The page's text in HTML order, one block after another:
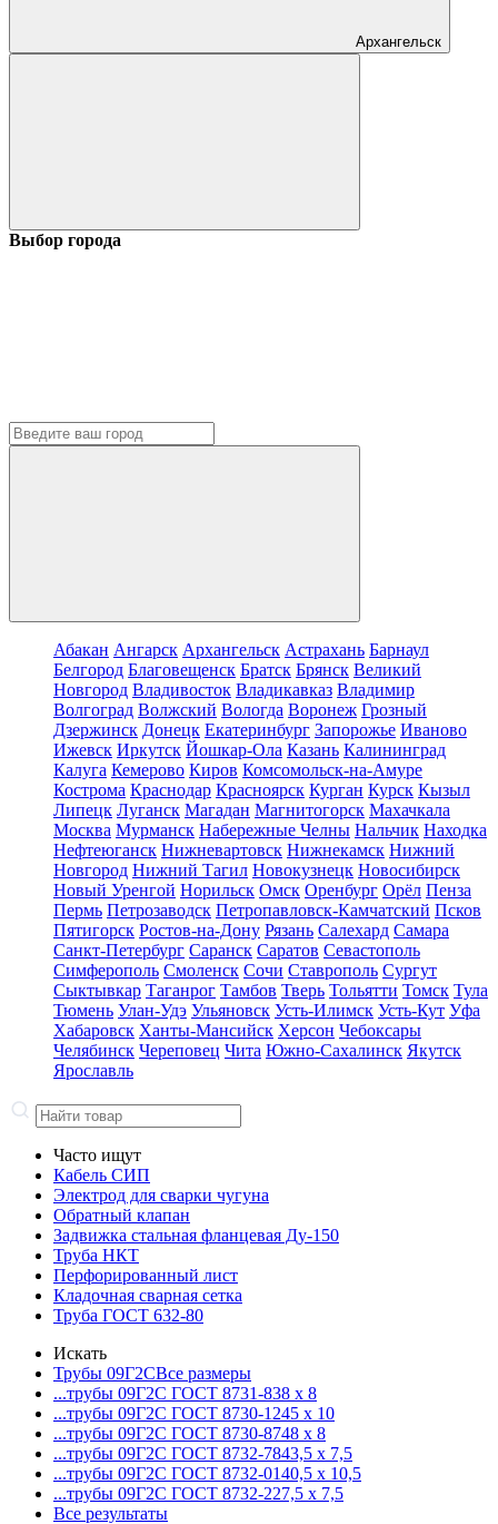
Архангельск
Выбор города
Абакан Ангарск Архангельск Астрахань Барнаул
Белгород Благовещенск Братск Брянск Великий
Новгород Владивосток Владикавказ Владимир
Волгоград Волжский Вологда Воронеж Грозный
Дзержинск Донецк Екатеринбург Запорожье Иваново
Ижевск Иркутск Йошкар-Ола Казань Калининград
Калуга Кемерово Киров Комсомольск-на-Амуре
Кострома Краснодар Красноярск Курган Курск Кызыл
Липецк Луганск Магадан Магнитогорск Махачкала
Москва Мурманск Набережные Челны Нальчик Находка
Нефтеюганск Нижневартовск Нижнекамск Нижний
Новгород Нижний Тагил Новокузнецк Новосибирск
Новый Уренгой Норильск Омск Оренбург Орёл Пенза
Пермь Петрозаводск Петропавловск-Камчатский Псков
Пятигорск Ростов-на-Дону Рязань Салехард Самара
Санкт-Петербург Саранск Саратов Севастополь
Симферополь Смоленск Сочи Ставрополь Сургут
Сыктывкар Таганрог Тамбов Тверь Тольятти Томск Тула
Тюмень Улан-Удэ Ульяновск Усть-Илимск Усть-Кут Уфа
Хабаровск Ханты-Мансийск Херсон Чебоксары
Челябинск Череповец Чита Южно-Сахалинск Якутск
Ярославль
Часто ищут
Кабель СИП
Электрод для сварки чугуна
Обратный клапан
Задвижка стальная фланцевая Ду-150
Труба НКТ
Перфорированный лист
Кладочная сварная сетка
Труба ГОСТ 632-80
Искать
Трубы 09Г2СВсе размеры
...трубы 09Г2С ГОСТ 8731-838 x 8
...трубы 09Г2С ГОСТ 8730-1245 x 10
...трубы 09Г2С ГОСТ 8730-8748 x 8
...трубы 09Г2С ГОСТ 8732-7843,5 x 7,5
...трубы 09Г2С ГОСТ 8732-0140,5 x 10,5
...трубы 09Г2С ГОСТ 8732-227,5 x 7,5
Все результаты